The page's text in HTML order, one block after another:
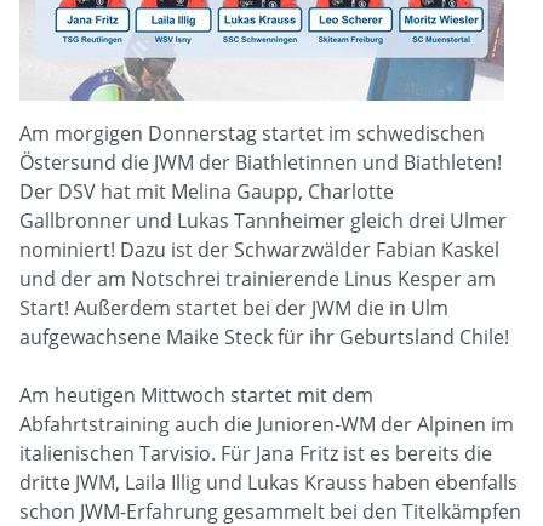
Am morgigen Donnerstag startet im schwedischen
Östersund die JWM der Biathletinnen und Biathleten!
Der DSV hat mit Melina Gaupp, Charlotte
Gallbronner und Lukas Tannheimer gleich drei Ulmer
nominiert! Dazu ist der Schwarzwälder Fabian Kaskel
und der am Notschrei trainierende Linus Kesper am
Start! Außerdem startet bei der JWM die in Ulm
aufgewachsene Maike Steck für ihr Geburtsland Chile!
Am heutigen Mittwoch startet mit dem
Abfahrtstraining auch die Junioren-WM der Alpinen im
italienischen Tarvisio. Für Jana Fritz ist es bereits die
dritte JWM, Laila Illig und Lukas Krauss haben ebenfalls
schon JWM-Erfahrung gesammelt bei den Titelkämpfen